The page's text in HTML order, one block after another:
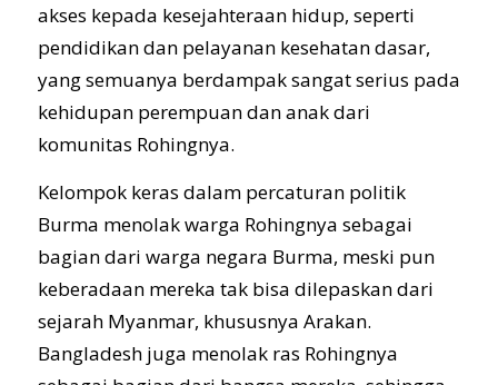
akses kepada kesejahteraan hidup, seperti
pendidikan dan pelayanan kesehatan dasar,
yang semuanya berdampak sangat serius pada
kehidupan perempuan dan anak dari
komunitas Rohingnya.
Kelompok keras dalam percaturan politik
Burma menolak warga Rohingnya sebagai
bagian dari warga negara Burma, meski pun
keberadaan mereka tak bisa dilepaskan dari
sejarah Myanmar, khususnya Arakan.
Bangladesh juga menolak ras Rohingnya